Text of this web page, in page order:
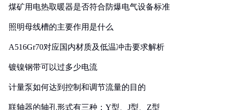
煤矿用电热取暖器是否符合防爆电气设备标准
照明母线槽的主要作用是什么
A516Gr70对应国内材质及低温冲击要求解析
镀镍钢带可以过多少电流
计量泵如何达到控制和调节流量的目的
联轴器的轴孔形式有三种：Y型、J型、Z型